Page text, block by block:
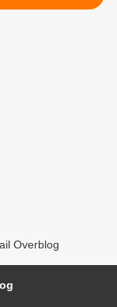
étions ! >
Overblog